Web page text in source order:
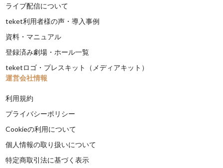
ライブ配信について
teket利用者様の声・導入事例
資料・マニュアル
登録済み劇場・ホール一覧
teketロゴ・プレスキット（メディアキット）
運営会社情報
利用規約
プライバシーポリシー
Cookieの利用について
個人情報の取り扱いについて
特定商取引法に基づく表示